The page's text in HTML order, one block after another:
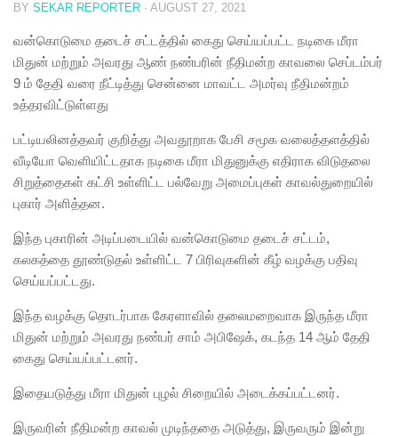
BY SEKAR REPORTER · AUGUST 27, 2021
வன்கொடுமை தடைச் சட்டத்தில் கைது செய்யப்பட்ட நடிகை மீரா
மிதுன் மற்றும் அவரது ஆண் நண்பரின் நீதிமன்ற காவலை செப்டம்பர்
9 ம் தேதி வரை நீட்டித்து சென்னை மாவட்ட அமர்வு நீதிமன்றம்
உத்தரவிட்டுள்ளது
பட்டியலினத்தவர் குறித்து அவதூறாக பேசி சமூக வலைத்தளத்தில்
வீடியோ வெளியிட்டதாக நடிகை மீரா மிதுனுக்கு எதிராக விடுதலை
சிறுத்தைகள் கட்சி உள்ளிட்ட பல்வேறு அமைப்புகள் காவல்துறையில்
புகார் அளித்தன.
இந்த புகாரின் அடிப்படையில் வன்கொடுமை தடைச் சட்டம்,
கலகத்தை தூண்டுதல் உள்ளிட்ட 7 பிரிவுகளின் கீழ் வழக்கு பதிவு
செய்யப்பட்டது.
இந்த வழக்கு தொடர்பாக கேரளாவில் தலைமறைவாக இருந்த மீரா
மிதுன் மற்றும் அவரது நண்பர் சாம் அபிஷேக், கடந்த 14 ஆம் தேதி
கைது செய்யப்பட்டனர்.
இதையடுத்து மீரா மிதுன் புழல் சிறையில் அடைக்கப்பட்டனர்.
இருவரின் நீதிமன்ற காவல் முடிந்ததை அடுத்து, இருவரும் இன்று